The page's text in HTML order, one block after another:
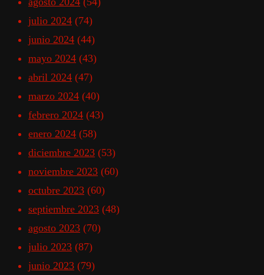
julio 2024 (74)
junio 2024 (44)
mayo 2024 (43)
abril 2024 (47)
marzo 2024 (40)
febrero 2024 (43)
enero 2024 (58)
diciembre 2023 (53)
noviembre 2023 (60)
octubre 2023 (60)
septiembre 2023 (48)
agosto 2023 (70)
julio 2023 (87)
junio 2023 (79)